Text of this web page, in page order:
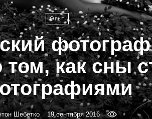
Опыт
как сны
Шебетко 19 сентября 2016